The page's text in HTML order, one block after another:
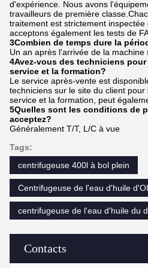
Contacts
d'expérience. Nous avons
travailleurs de première
traitement est strictement
acceptons également les tests de
3Combien de temps dure la
Un an après l'arrivée de la machine
4Avez-vous des techniciens
service et la formation?
Le service après-vente est
techniciens sur le site du client
service et la formation, peut
5Quelles sont les conditions de
acceptez?
Généralement T/T, L/C à vue
Tags:
centrifugeuse 400l à bol plein
Centrifugeuse de l'eau d'huile
centrifugeuse de l'eau d'huile du